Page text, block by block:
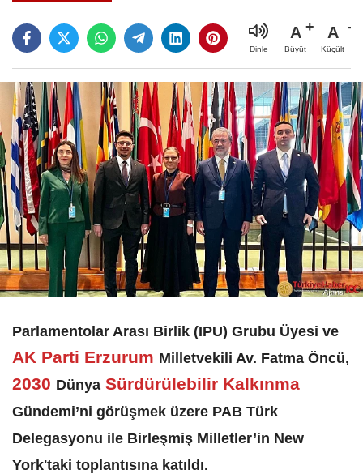
Dinle
A
Büyüt
A
Küçült
Parlamentolar Arası Birlik (IPU) Grubu Üyesi ve
AK Parti Erzurum Milletvekili Av. Fatma Öncü,
2030 Dünya Sürdürülebilir Kalkınma
Gündemi’ni görüşmek üzere PAB Türk
Delegasyonu ile Birleşmiş Milletler’in New
York'taki toplantısına katıldı.